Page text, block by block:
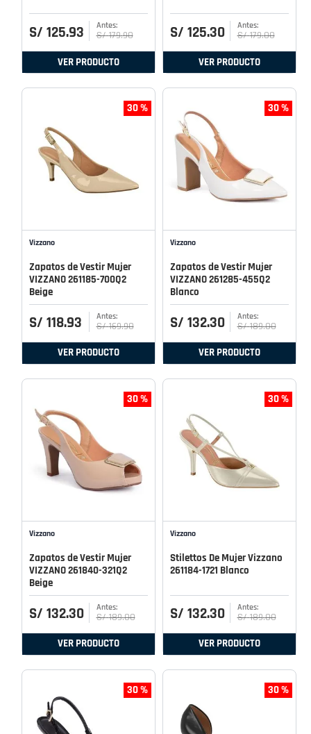
S/ 125.93 S/ 179.90
VER PRODUCTO
S/ 125.30 S/ 179.00
VER PRODUCTO
30 %
Vizzano
Zapatos de Vestir Mujer
VIZZANO 261185-700Q2
Beige
S/ 118.93 S/ 169.90
VER PRODUCTO
30 %
Vizzano
Zapatos de Vestir Mujer
VIZZANO 261285-455Q2
Blanco
S/ 132.30 S/ 189.00
VER PRODUCTO
30 %
Vizzano
Zapatos de Vestir Mujer
VIZZANO 261840-321Q2
Beige
S/ 132.30 S/ 189.00
VER PRODUCTO
30 %
Vizzano
Stilettos De Mujer Vizzano
261184-1721 Blanco
S/ 132.30 S/ 189.00
VER PRODUCTO
30 % 30 %